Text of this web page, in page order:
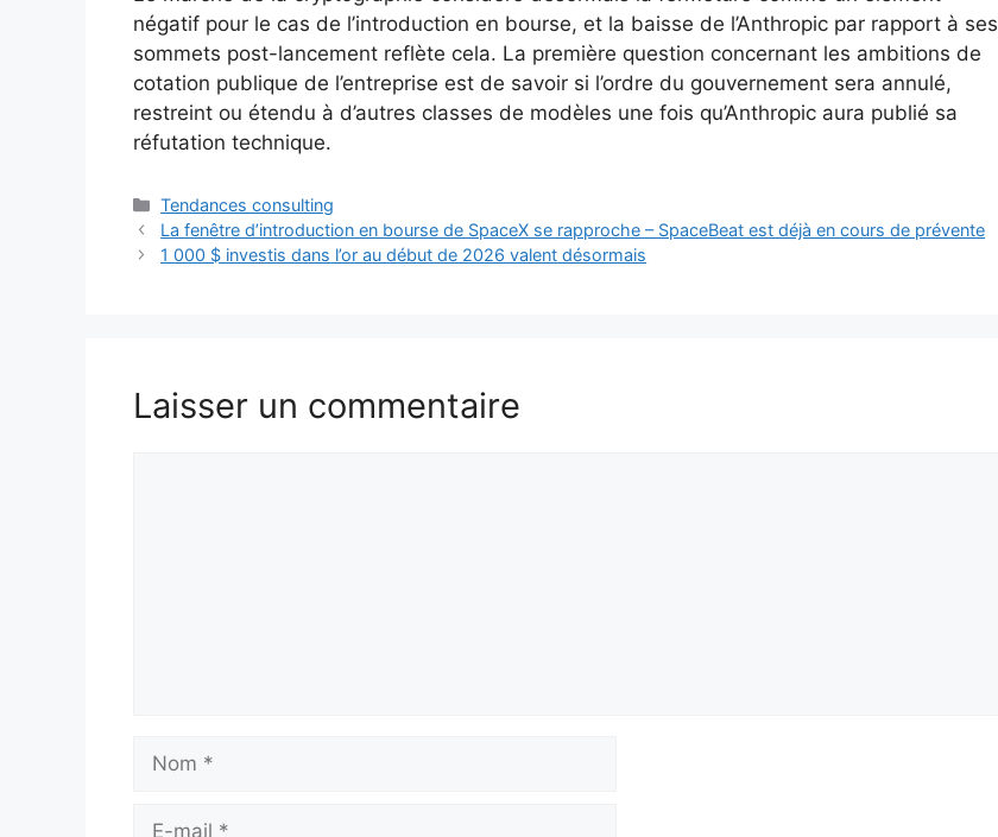
négatif pour le cas de l’introduction en bourse, et la baisse de l’Anthropic par rapport à ses
sommets post-lancement reflète cela. La première question concernant les ambitions de
cotation publique de l’entreprise est de savoir si l’ordre du gouvernement sera annulé,
restreint ou étendu à d’autres classes de modèles une fois qu’Anthropic aura publié sa
réfutation technique.
Catégories
Tendances consulting
La fenêtre d’introduction en bourse de SpaceX se rapproche – SpaceBeat est déjà en cours de prévente
1 000 $ investis dans l’or au début de 2026 valent désormais
Laisser un commentaire
Nom